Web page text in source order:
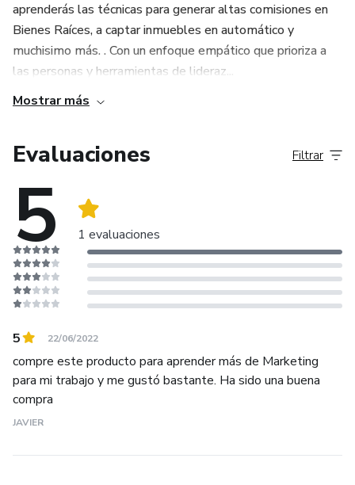
aprenderás las técnicas para generar altas comisiones en
Bienes Raíces, a captar inmuebles en automático y
muchisimo más. . Con un enfoque empático que prioriza a
las personas y herramientas de lideraz...
Mostrar más
Evaluaciones
5 1 evaluaciones
Filtrar
5 22/06/2022
compre este producto para aprender más de Marketing
para mi trabajo y me gustó bastante. Ha sido una buena
compra
JAVIER